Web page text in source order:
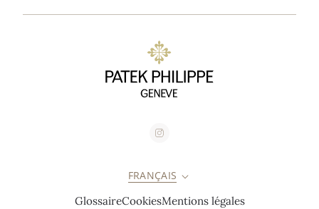
FRANÇAIS
GlossaireCookiesMentions légales